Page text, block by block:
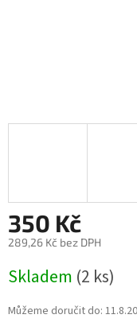
350 Kč
289,26 Kč bez DPH
cena:
Skladem (2 ks)
Můžeme doručit do: